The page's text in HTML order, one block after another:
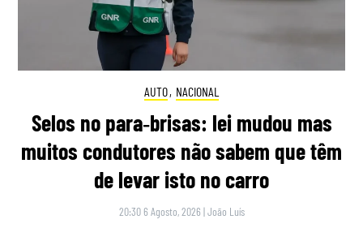
AUTO, NACIONAL
Selos no para‑brisas: lei mudou mas
muitos condutores não sabem que têm
de levar isto no carro
20:30 6 Agosto, 2026 |João Luís